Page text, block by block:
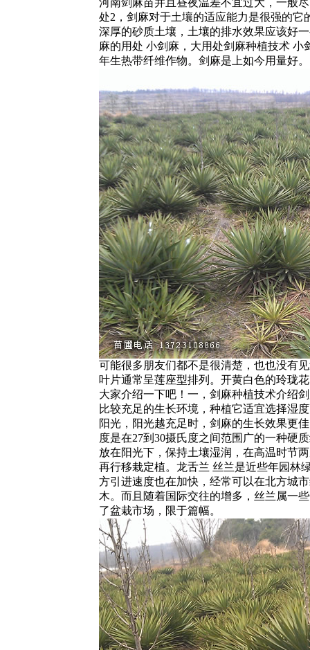
河南剑麻苗并且昼夜温差不宜过大，一般
处2，剑麻对于土壤的适应能力是很强的
深厚的砂质土壤，土壤的排水效果应该好
麻的用处 小剑麻，大用处剑麻种植技术
年生热带纤维作物。剑麻是上如今用量好。
可能很多朋友们都不是很清楚，也也没有
叶片通常呈莲座型排列。开黄白色的玲珑
大家介绍一下吧！一，剑麻种植技术介绍
比较充足的生长环境，种植它适宜选择湿
阳光，阳光越充足时，剑麻的生长效果更
度是在27到30摄氏度之间范围广的一种硬
放在阳光下，保持土壤湿润，在高温时节
再行移栽定植。龙舌兰 丝兰是近些年园林
方引进速度也在加快，经常可以在北方城
木。而且随着国际交往的增多，丝兰属一
了盆栽市场，限于篇幅。